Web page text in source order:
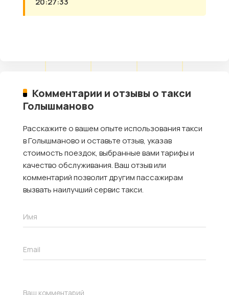
Комментарии и отзывы о такси
Голышманово
Расскажите о вашем опыте использования такси
в Голышманово и оставьте отзыв, указав
стоимость поездок, выбранные вами тарифы и
качество обслуживания. Ваш отзыв или
комментарий позволит другим пассажирам
вызвать наилучший сервис такси.